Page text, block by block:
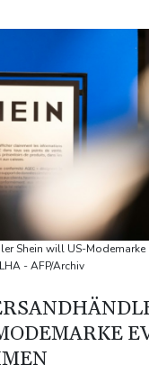
Flugausfälle,
um Vater und
Neudiagnosen bei
Ex-Präsident Biden hat
Bedingungen für
Inter
in Kolumbien an
Espriella
Shein will US-Modemarke
- AFP/Archiv